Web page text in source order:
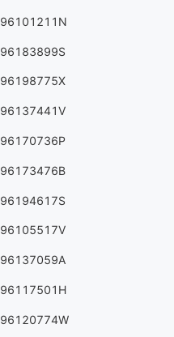
96101211N
96183899S
96198775X
96137441V
96170736P
96173476B
96194617S
96105517V
96137059A
96117501H
96120774W